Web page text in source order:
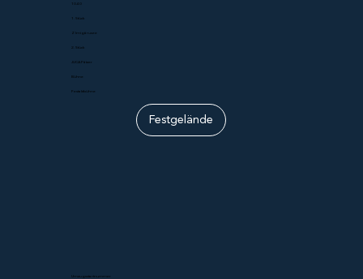
10.40
1. Stück
Z Imigärusee
2. Stück
JUCA Fätzer
Bühne
Festaktbühne
Festgelände
Umzugsstartnummer